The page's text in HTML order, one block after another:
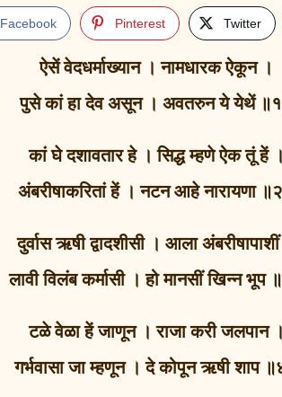
Facebook Pinterest Twitter
ऐसें वेदधर्माख्यान । नामधारक ऐकून ।
पुसे कां हा देव असून । अवतरुन ये येथें
कां घे दशावतार हे । सिद्ध म्हणे ऐक तूं हें ।
अंबरीषाकरितां हें । नटन आहे नारायणा
दुर्वास ऋषी द्वादशीसी । आला
लावी विलंब कर्मासी । हो मानसीं खिन्न भूप
टळे वेळा हें जाणून । राजा करी जलपान ।
गर्भवासा जा म्हणून । दे कोपून ऋषी शाप